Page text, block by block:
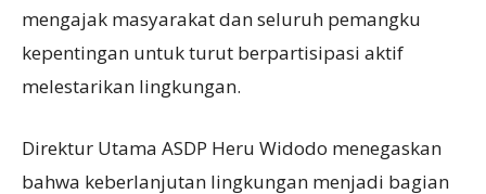
mengajak masyarakat dan seluruh pemangku
kepentingan untuk turut berpartisipasi aktif
melestarikan lingkungan.
Direktur Utama ASDP Heru Widodo menegaskan
bahwa keberlanjutan lingkungan menjadi bagian